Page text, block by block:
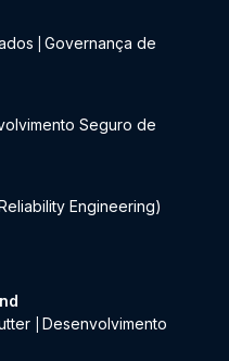
Governança de
Seguro de
Engineering)
Desenvolvimento